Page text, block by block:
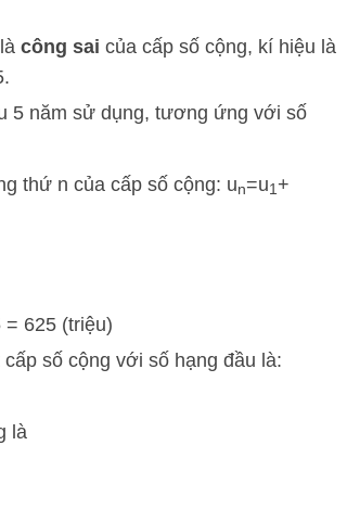
công sai của cấp số cộng, kí hiệu là
.
5 năm sử dụng, tương ứng với số
thứ n của cấp số cộng: un=u1+
= 625 (triệu)
số cộng với số hạng đầu là:
là